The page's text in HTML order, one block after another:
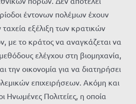
έντονων πολέμων έχουν
εξέλιξη των κρατικών
με το κράτος να αναγκάζεται να
ελέγχου στη βιομηχανία,
την οικονομία για να διατηρήσει
επιχειρήσεων. Ακόμη και
Ηνωμένες Πολιτείες, η οποία